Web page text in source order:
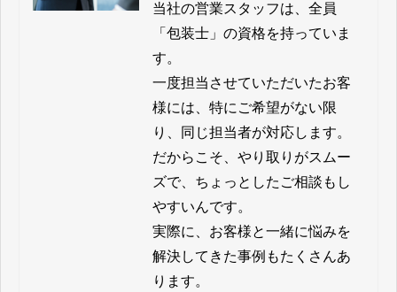
当社の営業スタッフは、全員
「包装士」の資格を持っていま
す。
一度担当させていただいたお客
様には、特にご希望がない限
り、同じ担当者が対応します。
だからこそ、やり取りがスムー
ズで、ちょっとしたご相談もし
やすいんです。
実際に、お客様と一緒に悩みを
解決してきた事例もたくさんあ
ります。